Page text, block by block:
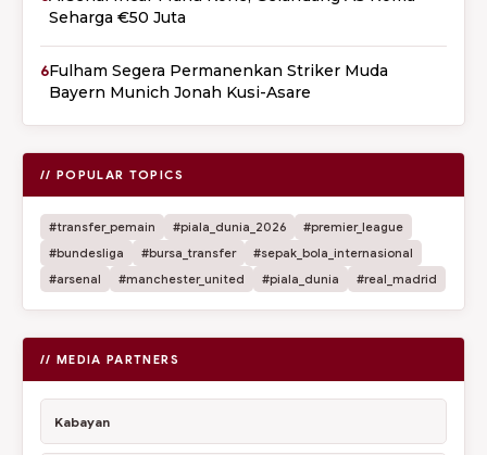
Seharga €50 Juta
6Fulham Segera Permanenkan Striker Muda
Bayern Munich Jonah Kusi-Asare
// POPULAR TOPICS
#transfer_pemain #piala_dunia_2026
#premier_league
#bundesliga
#bursa_transfer
#sepak_bola_internasional
#arsenal
#manchester_united #piala_dunia #real_madrid
// MEDIA PARTNERS
Kabayan